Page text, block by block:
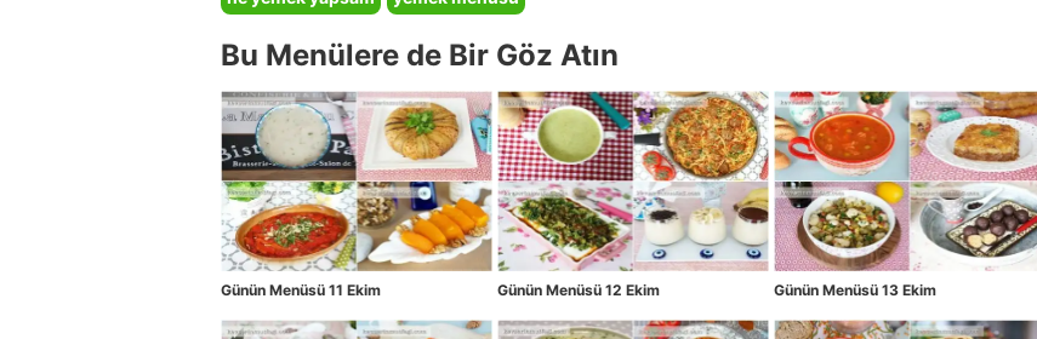
Bu Menülere de Bir Göz Atın
Günün Menüsü 11 Ekim Günün Menüsü 12 Ekim Günün Menüsü 13 Ekim